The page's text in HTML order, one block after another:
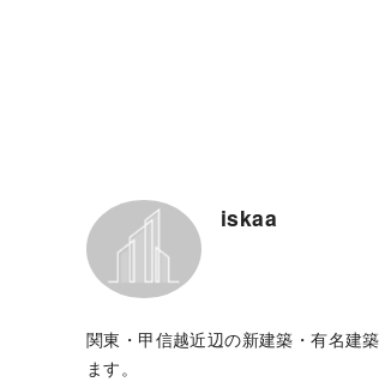
iskaa
関東・甲信越近辺の新建築・有名建
ます。